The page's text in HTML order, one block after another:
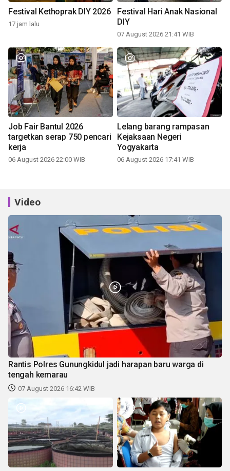
Festival Kethoprak DIY 2026
17 jam lalu
Festival Hari Anak Nasional
DIY
07 August 2026 21:41 WIB
Job Fair Bantul 2026
targetkan serap 750 pencari
kerja
06 August 2026 22:00 WIB
Lelang barang rampasan
Kejaksaan Negeri
Yogyakarta
06 August 2026 17:41 WIB
Video
Rantis Polres Gunungkidul jadi harapan baru warga di
tengah kemarau
07 August 2026 16:42 WIB